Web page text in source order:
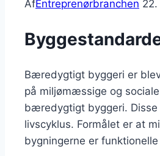
AfEntreprenørbranchen
Bæredygtigt byggeri er
på miljømæssige og
bæredygtigt byggeri.
livscyklus. Formålet er at
bygningerne er